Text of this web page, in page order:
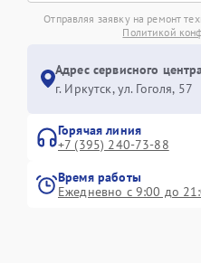
Отправляя заявку на ремонт
Политикой
Адрес сервисного
г. Иркутск, ул. ​Гоголя, 57
Горячая линия
+7 (395) 240-73-88
Время работы
Ежедневно с 9:00 до